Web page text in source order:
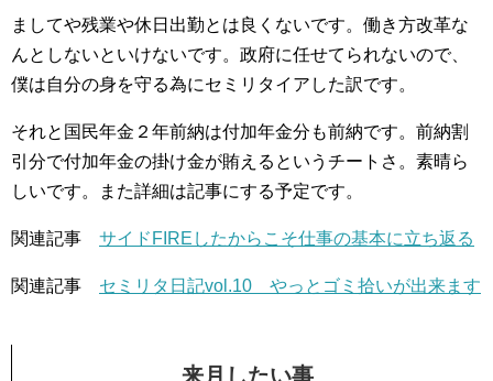
ましてや残業や休日出勤とは良くないです。働き方改革な
んとしないといけないです。政府に任せてられないので、
僕は自分の身を守る為にセミリタイアした訳です。
それと国民年金２年前納は付加年金分も前納です。前納割
引分で付加年金の掛け金が賄えるというチートさ。素晴ら
しいです。また詳細は記事にする予定です。
関連記事 サイドFIREしたからこそ仕事の基本に立ち返る
関連記事 セミリタ日記vol.10 やっとゴミ拾いが出来ます
来月したい事